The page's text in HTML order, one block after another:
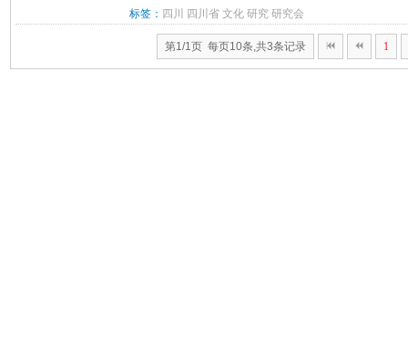
标签： 四川 四川省 文化 研究 研究会
第1/1页 每页10条,共3条记录 1